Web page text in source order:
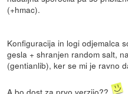
(+hmac).
Konfiguracija in logi odjemalca
gesla + shranjen random salt,
(gentianlib), ker se mi je ravno
A bo dost za prvo verzijo??